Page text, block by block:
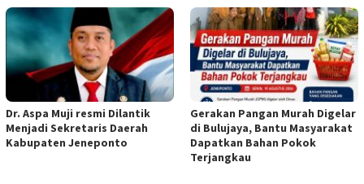
Dr. Aspa Muji resmi Dilantik
Menjadi Sekretaris Daerah
Kabupaten Jeneponto
Gerakan Pangan Murah Digelar
di Bulujaya, Bantu Masyarakat
Dapatkan Bahan Pokok
Terjangkau